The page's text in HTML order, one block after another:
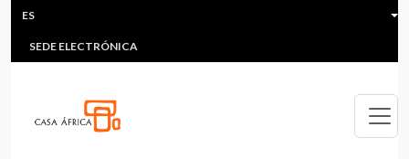
Pasar al contenido principal
HEADER MENU
MULTIMEDIA
SEDE ELECTRÓNICA
ES